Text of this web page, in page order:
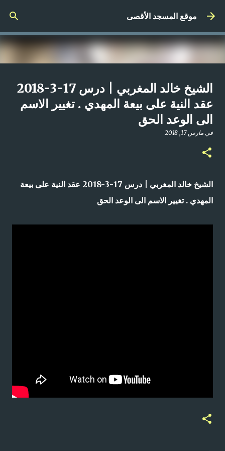
التخطي إلى المحتوى الرئيسيموقع المسجد الأقصى
صلاة المغرب مباشر من المسجد
الأقصى المبارك | الاثنين 21-4-2025م
في أبريل 21, 2025
الشيخ خالد المغربي | درس 17-3-2018
عقد النية على بيعة المهدي . تغيير الاسم
الى الوعد الحق
في مارس 17, 2018
الشيخ خالد المغربي | درس 17-3-2018 عقد النية على بيعة
المهدي . تغيير الاسم الى الوعد الحق